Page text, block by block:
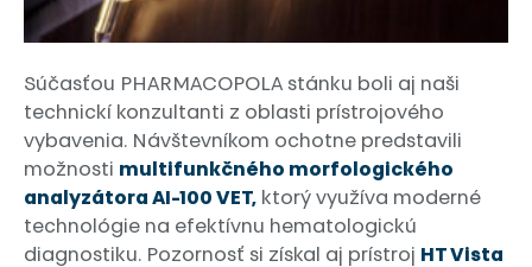
Súčasťou PHARMACOPOLA stánku boli aj naši
technickí konzultanti z oblasti prístrojového
vybavenia. Návštevníkom ochotne predstavili
možnosti multifunkčného morfologického
analyzátora AI-100 VET, ktorý využíva moderné
technológie na efektívnu hematologickú
diagnostiku. Pozornosť si získal aj prístroj HT Vista